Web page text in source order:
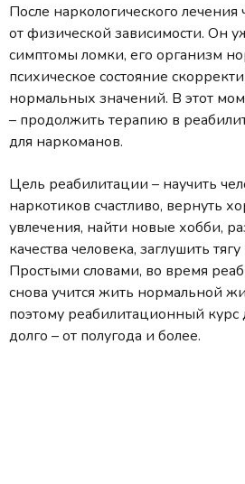
После наркологического лечения
от физической зависимости. Он
симптомы ломки, его организм
психическое состояние
нормальных значений. В этот
– продолжить терапию в
для наркоманов.
Цель реабилитации – научить
наркотиков счастливо, вернуть
увлечения, найти новые хобби,
качества человека, заглушить
Простыми словами, во время
снова учится жить нормальной
поэтому реабилитационный курс
долго – от полугода и более.